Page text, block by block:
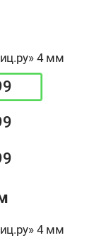
4 мм
4 мм